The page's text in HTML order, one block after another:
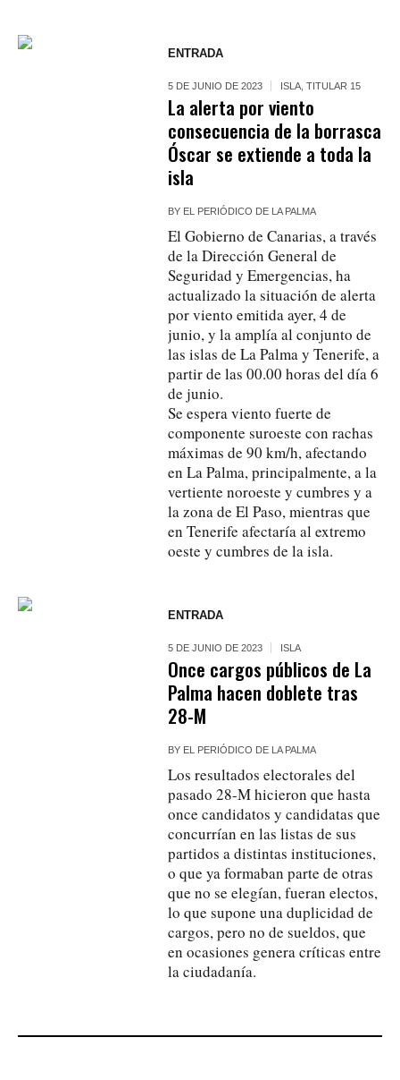
ENTRADA
5 DE JUNIO DE 2023 ISLA ,TITULAR 15
La alerta por viento
consecuencia de la borrasca
Óscar se extiende a toda la
isla
BY EL PERIÓDICO DE LA PALMA
El Gobierno de Canarias, a través
de la Dirección General de
Seguridad y Emergencias, ha
actualizado la situación de alerta
por viento emitida ayer, 4 de
junio, y la amplía al conjunto de
las islas de La Palma y Tenerife, a
partir de las 00.00 horas del día 6
de junio.
Se espera viento fuerte de
componente suroeste con rachas
máximas de 90 km/h, afectando
en La Palma, principalmente, a la
vertiente noroeste y cumbres y a
la zona de El Paso, mientras que
en Tenerife afectaría al extremo
oeste y cumbres de la isla.
ENTRADA
5 DE JUNIO DE 2023 ISLA
Once cargos públicos de La
Palma hacen doblete tras
28-M
BY EL PERIÓDICO DE LA PALMA
Los resultados electorales del
pasado 28-M hicieron que hasta
once candidatos y candidatas que
concurrían en las listas de sus
partidos a distintas instituciones,
o que ya formaban parte de otras
que no se elegían, fueran electos,
lo que supone una duplicidad de
cargos, pero no de sueldos, que
en ocasiones genera críticas entre
la ciudadanía.